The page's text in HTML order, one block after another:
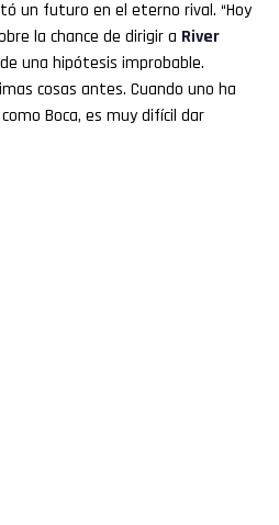
un futuro en el eterno rival. “Hoy
la chance de dirigir a River
una hipótesis improbable.
cosas antes. Cuando uno ha
Boca, es muy difícil dar